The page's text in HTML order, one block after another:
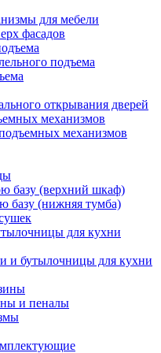
для мебели
фасадов
подъема
открывания дверей
механизмов
механизмов
базу (верхний шкаф)
(нижняя тумба)
для кухни
и бутылочницы для кухни
и пеналы